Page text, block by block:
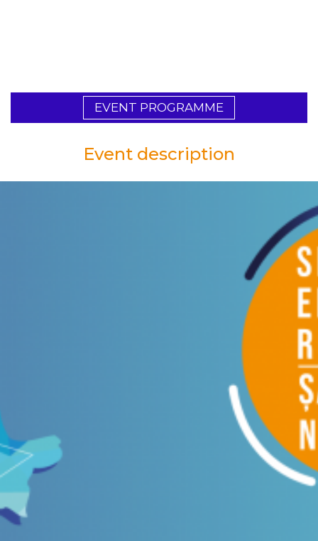
EVENT PROGRAMME
Event description